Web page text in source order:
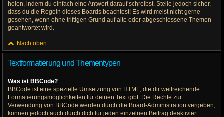
holen, indem du einfach eine Antwort darauf schreibst. Stelle jedoch sicher,
dass du die Regeln dieses Boards beachtest! Es wird meist nicht gerne
gesehen, wenn ohne triftigen Grund auf alte oder abgeschlossene Themen
geantwortet wird.
Nach oben
Textformatierung und Thementypen
Was ist BBCode?
BBCode ist eine spezielle Umsetzung von HTML, die dir weitreichende
Formatierungsmöglichkeiten für deinen Text gibt. Die Rechte zur
Verwendung von BBCode werden durch die Board-Administration vergeben,
können jedoch auch durch dich für jeden einzelnen Beitrag deaktiviert